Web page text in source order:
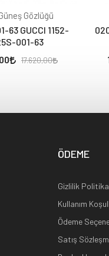
Gözlüğü
63 GUCCI 1152-
001-63
17.620,00
ÖDEME
Gizlilik
Kullanım
Ödeme
Satış